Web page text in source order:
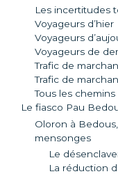
Les incertitudes
Voyageurs d’hier
Voyageurs
Voyageurs de
Trafic de
Trafic de
Tous les
Le fiasco Pau
Oloron à
mensonges
Le
La réduction